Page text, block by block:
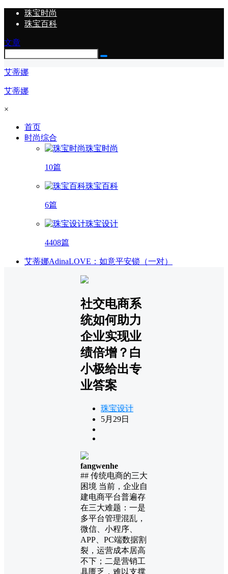
珠宝时尚
珠宝百科
文章
艾蒂娜
艾蒂娜
×
首页
时尚综合
珠宝时尚
10篇
珠宝百科
6篇
珠宝设计
4408篇
艾蒂娜AdinaLOVE：如意平安锁（一对）
社交电商系
统如何助力
企业实现业
绩倍增？白
小极给出专
业答案
珠宝设计
5月29日
fangwenhe
## 传统电商的三大
困境 当前，企业自
建电商平台普遍存
在三大难题：一是
多平台管理混乱，
微信、小程序、
APP、PC端数据割
裂，运营成本居高
不下；二是营销工
具匮乏，难以支撑